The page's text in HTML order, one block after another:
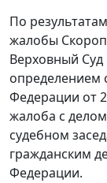
По
жалобы
Верховный
определением
Федерации от
жалоба с
судебном
гражданским
Федерации.